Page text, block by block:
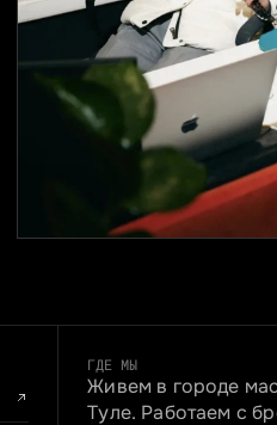
ГДЕ МЫ
Живем в городе
Туле. Работаем с